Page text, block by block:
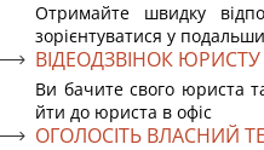
Отримайте швидку
зорієнтуватися у
ВІДЕОДЗВІНОК ЮРИСТУ
Ви бачите свого юриста
йти до юриста в офіс
ОГОЛОСІТЬ ВЛАСНИЙ